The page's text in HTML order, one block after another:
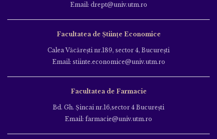
Email: drept@univ.utm.ro
Facultatea de Științe Economice
Calea Văcăreşti nr.189, sector 4, Bucureşti
Email: stiinte.economice@univ.utm.ro
Facultatea de Farmacie
Bd. Gh. Şincai nr.16,sector 4 Bucureşti
Email: farmacie@univ.utm.ro